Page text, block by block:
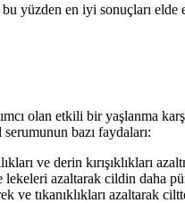
yüzden en iyi sonuçları elde
olan etkili bir yaşlanma
bazı faydaları:
ve derin kırışıklıkları
azaltarak cildin daha
ve tıkanıklıkları azaltarak